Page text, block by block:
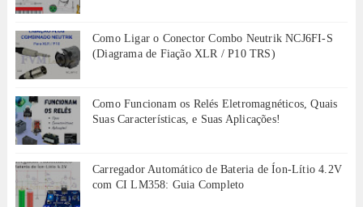
Como Ligar o Conector Combo Neutrik NCJ6FI-S
(Diagrama de Fiação XLR / P10 TRS)
Como Funcionam os Relés Eletromagnéticos, Quais
Suas Características, e Suas Aplicações!
Carregador Automático de Bateria de Íon-Lítio 4.2V
com CI LM358: Guia Completo